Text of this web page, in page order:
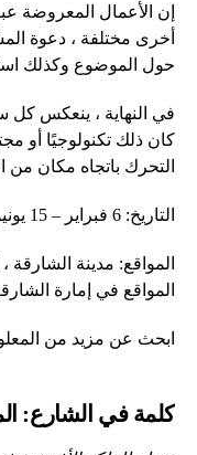
إن الأعمال المعروضة
أخرى مختلفة ، دعوة
حول الموضوع وكذلك
في النهاية ، ينعكس كل
كان ذلك تكنولوجيًا أو
التحرك باتجاه مكان من
التاريخ: 6 فبراير – 15 يونيو
المواقع: مدينة الشارقة
المواقع في إمارة
ابحث عن مزيد من
كلمة في الشارع: